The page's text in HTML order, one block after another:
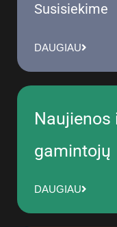
Susisiekime
DAUGIAU
Naujienos
gamintojų
DAUGIAU